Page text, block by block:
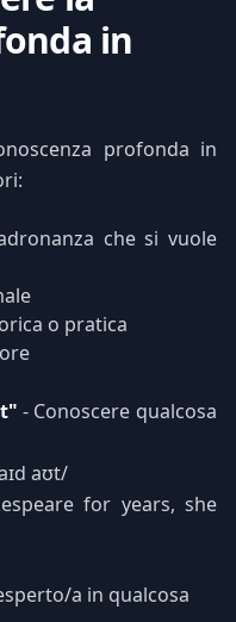
in
profonda in
che si vuole
o pratica
- Conoscere qualcosa
aʊt/
for years, she
a in qualcosa